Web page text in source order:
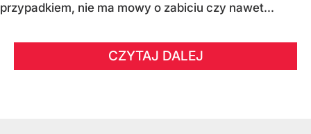
przypadkiem, nie ma mowy o zabiciu czy nawet...
CZYTAJ DALEJ